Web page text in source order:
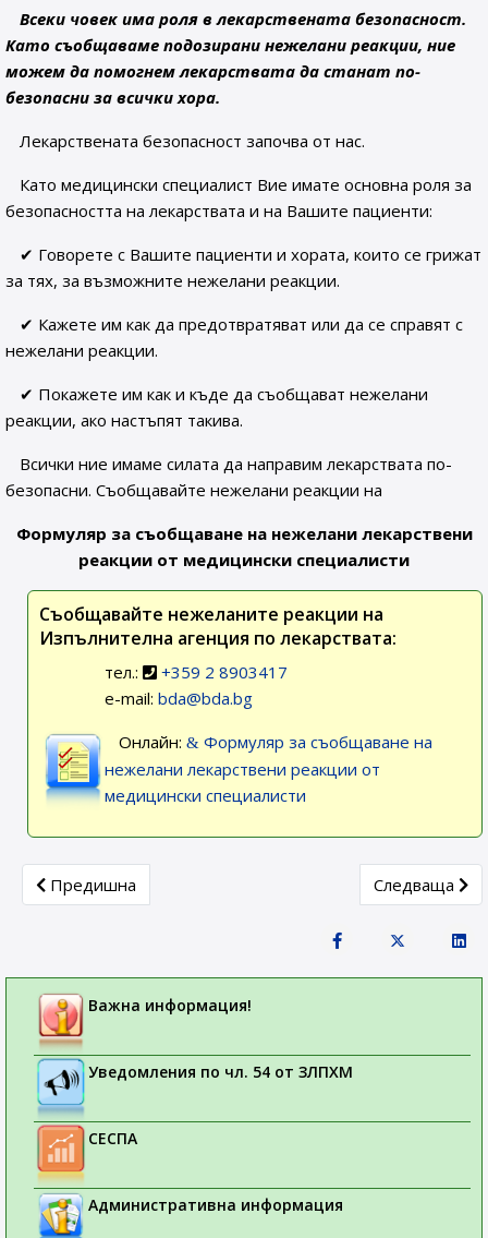
Всеки човек има роля в лекарствената безопасност.
Като съобщаваме подозирани нежелани реакции, ние
можем да помогнем лекарствата да станат по-
безопасни за всички хора.
Лекарствената безопасност започва от нас.
Като медицински специалист Вие имате основна роля за
безопасността на лекарствата и на Вашите пациенти:
✔ Говорете с Вашите пациенти и хората, които се грижат
за тях, за възможните нежелани реакции.
✔ Кажете им как да предотвратяват или да се справят с
нежелани реакции.
✔ Покажете им как и къде да съобщават нежелани
реакции, ако настъпят такива.
Всички ние имаме силата да направим лекарствата по-
безопасни. Съобщавайте нежелани реакции на
Формуляр за съобщаване на нежелани лекарствени
реакции от медицински специалисти
Съобщавайте нежеланите реакции на
Изпълнителна агенция по лекарствата:
тел.:
+359 2 8903417
e-mail:bda@bda.bg
Онлайн:
Формуляр за съобщаване на
нежелани лекарствени реакции от
медицински специалисти
Previous article: Седмица на лекарствената безопасност
Предишна Next article:
Следваща
Важна информация!
Уведомления по чл. 54 от ЗЛПХМ
СЕСПА
Административна информация